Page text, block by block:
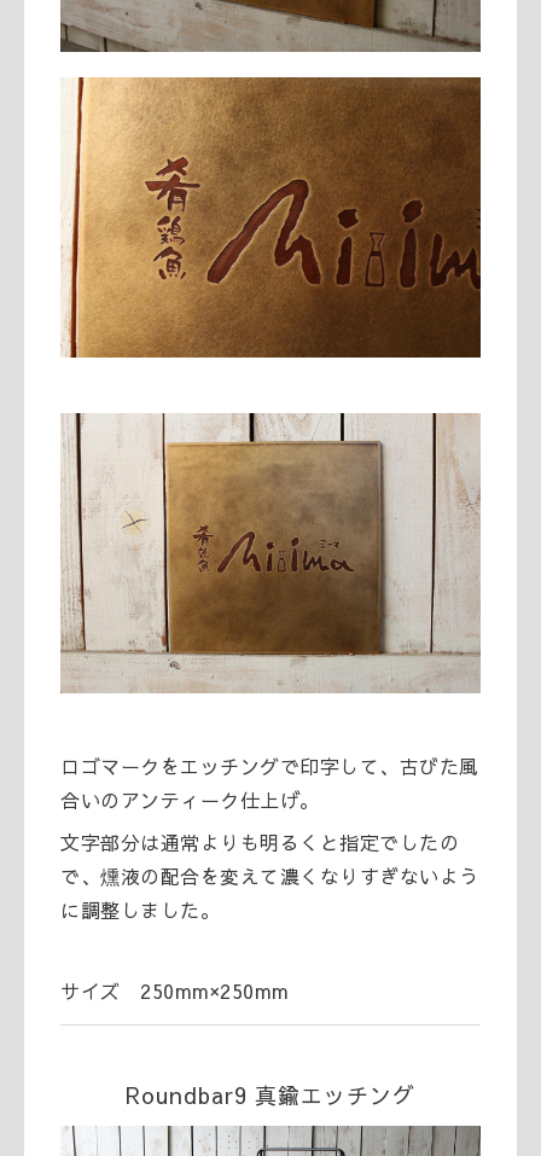
ロゴマークをエッチングで印字して、古びた風
合いのアンティーク仕上げ。
文字部分は通常よりも明るくと指定でしたの
で、燻液の配合を変えて濃くなりすぎないよう
に調整しました。
サイズ 250mm×250mm
Roundbar9 真鍮エッチング